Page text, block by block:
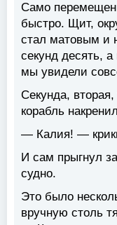
Само
быстро. Щит,
стал матовым и
секунд десять, а
мы увидели
Секунда,
корабль
— Калия! —
И сам прыгнул
судно.
Это было
вручную столь